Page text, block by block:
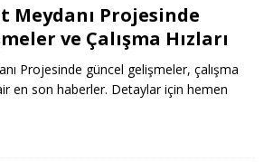
Meydanı Projesinde
ve Çalışma Hızları
Projesinde güncel gelişmeler, çalışma
en son haberler. Detaylar için hemen